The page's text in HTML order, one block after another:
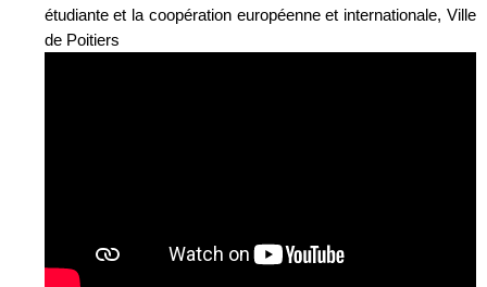
étudiante et la coopération européenne et internationale, Ville
de Poitiers